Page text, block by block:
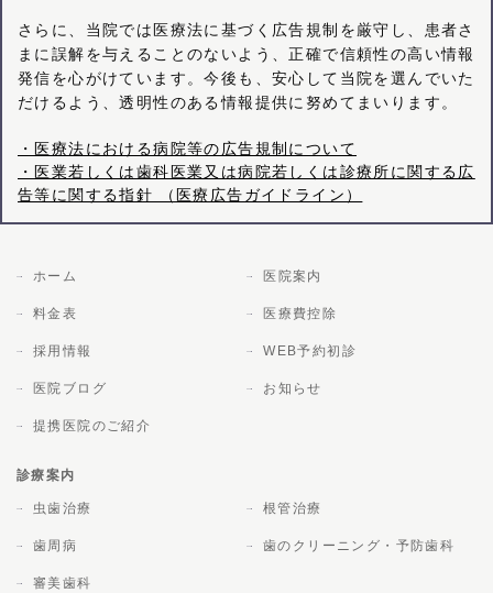
さらに、当院では医療法に基づく広告規制を厳守し、患者さ
まに誤解を与えることのないよう、正確で信頼性の高い情報
発信を心がけています。今後も、安心して当院を選んでいた
だけるよう、透明性のある情報提供に努めてまいります。
・医療法における病院等の広告規制について
・医業若しくは歯科医業又は病院若しくは診療所に関する広
告等に関する指針 （医療広告ガイドライン）
ホーム 医院案内
料金表 医療費控除
採用情報 WEB予約初診
医院ブログ お知らせ
提携医院のご紹介
診療案内
虫歯治療 根管治療
歯周病 歯のクリーニング・予防歯科
審美歯科